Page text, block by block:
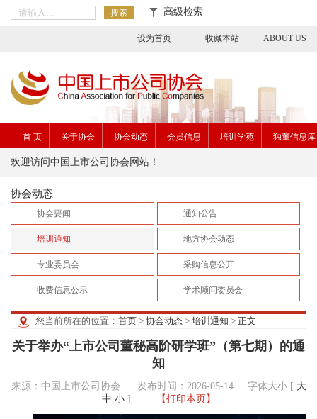
设为首页 收藏本站 ABOUT US
搜索 高级检索
首 页 关于协会 协会动态 会员信息 培训学苑 独董信息库
欢迎访问中国上市公司协会网站！
协会动态
协会要闻 通知公告
培训通知 地方协会动态
专业委员会 采购信息公开
收费信息公示 学术顾问委员会
您当前所在的位置： 首页 > 协会动态 > 培训通知 > 正文
关于举办“上市公司董秘高阶研学班”（第七期）的通
知
来源：中国上市公司协会 发布时间：2026-05-14 字体大小 [ 大
中 小] 【打印本页】